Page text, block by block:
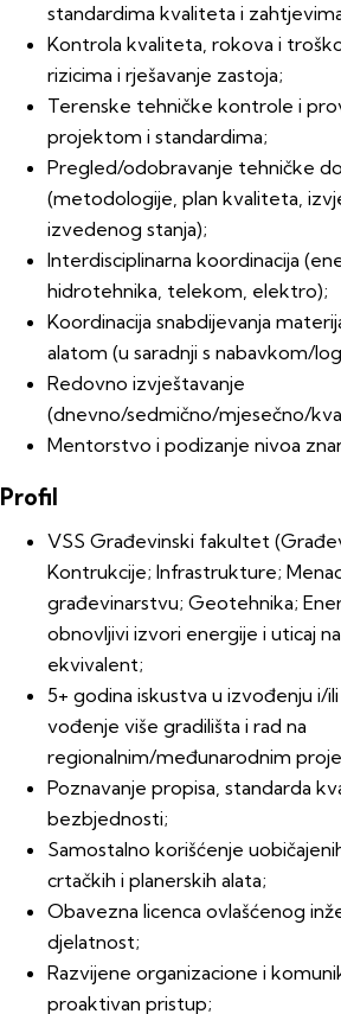
standardima kvaliteta i
Kontrola kvaliteta, rokova i
rizicima i rješavanje zastoja;
Terenske tehničke kontrole i
projektom i standardima;
Pregled/odobravanje tehničke
(metodologije, plan kvaliteta,
izvedenog stanja);
Interdisciplinarna koordinacija
hidrotehnika, telekom, elektro);
Koordinacija snabdijevanja
alatom (u saradnji s nabavkom/
Redovno izvještavanje
(dnevno/sedmično/mjesečno/
Mentorstvo i podizanje nivoa
Profil
VSS Građevinski fakultet
Kontrukcije; Infrastrukture;
građevinarstvu; Geotehnika;
obnovljivi izvori energije i uticaj
ekvivalent;
5+ godina iskustva u izvođenju i/
vođenje više gradilišta i rad na
regionalnim/međunarodnim
Poznavanje propisa, standarda
bezbjednosti;
Samostalno korišćenje
crtačkih i planerskih alata;
Obavezna licenca ovlašćenog
djelatnost;
Razvijene organizacione i
proaktivan pristup;